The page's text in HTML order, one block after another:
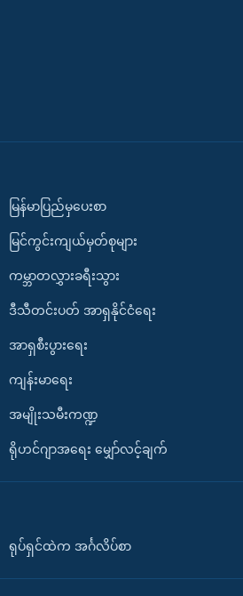
မြန်မာပြည်မှပေးစာ
မြင်ကွင်းကျယ်မှတ်စုများ
ကမ္ဘာတလွှားခရီးသွား
ဒီသီတင်းပတ် အာရှနိုင်ငံရေး
အာရှစီးပွားရေး
ကျန်းမာရေး
အမျိုးသမီးကဏ္ဍ
ရိုဟင်ဂျာအရေး မျှော်လင့်ချက်
ရုပ်ရှင်ထဲက အင်္ဂလိပ်စာ